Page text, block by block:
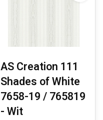
AS Creation 111
Shades of White
7658-19 / 765819
- Wit